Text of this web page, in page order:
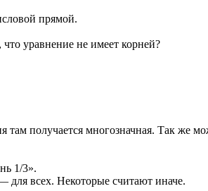
прямой.
уравнение не имеет корней?
там получается многозначная. Так же
1/3».
для всех. Некоторые считают иначе.